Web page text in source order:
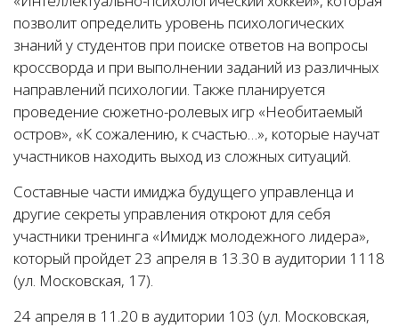
позволит определить уровень психологических
знаний у студентов при поиске ответов на вопросы
кроссворда и при выполнении заданий из различных
направлений психологии. Также планируется
проведение сюжетно-ролевых игр «Необитаемый
остров», «К сожалению, к счастью…», которые научат
участников находить выход из сложных ситуаций.
Составные части имиджа будущего управленца и
другие секреты управления откроют для себя
участники тренинга «Имидж молодежного лидера»,
который пройдет 23 апреля в 13.30 в аудитории 1118
(ул. Московская, 17).
24 апреля в 11.20 в аудитории 103 (ул. Московская,